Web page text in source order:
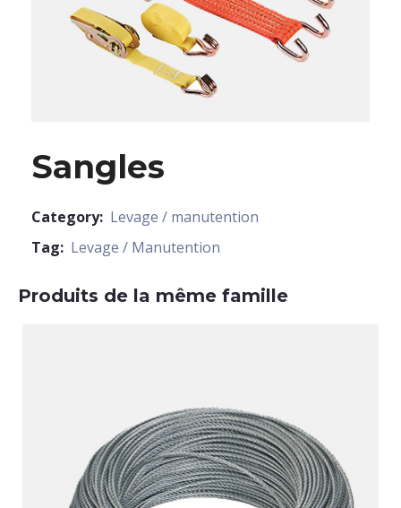
Sangles
Category: Levage / manutention
Tag: Levage / Manutention
Produits de la même famille